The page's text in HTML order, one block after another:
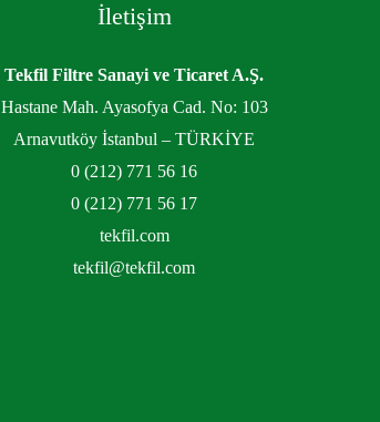
İletişim
Tekfil Filtre Sanayi ve Ticaret A.Ş.
Hastane Mah. Ayasofya Cad. No: 103
Arnavutköy İstanbul – TÜRKİYE
0 (212) 771 56 16
0 (212) 771 56 17
tekfil.com
tekfil@tekfil.com